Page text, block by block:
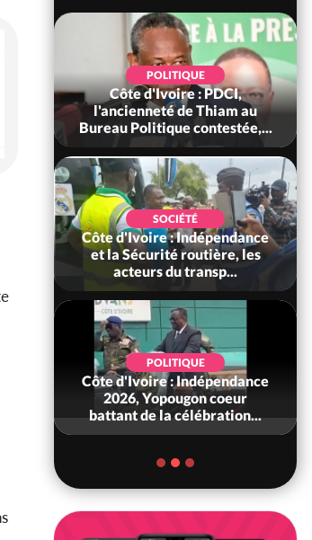
POLITIQUE
Côte d'Ivoire : PDCI,
l'ancienneté de Thiam au
Bureau Politique contestée,...
SOCIÉTÉ
Côte d'Ivoire : Indépendance
et la Sécurité routière, les
acteurs du transp...
POLITIQUE
Côte d'Ivoire : Indépendance
2026, Yopougon coeur
battant de la célébration...